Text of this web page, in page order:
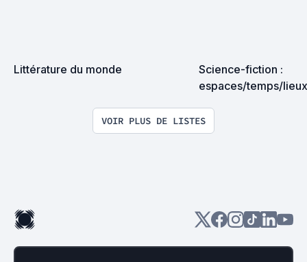
Littérature du monde
Science-fiction :
espaces/temps/
VOIR PLUS DE LISTES